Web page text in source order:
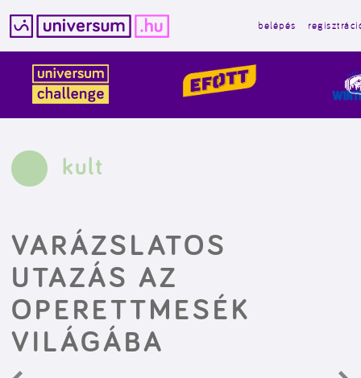
tartalomba
belépés
kult
VARÁZSLATOS
UTAZÁS AZ
OPERETTMESÉK
VILÁGÁBA